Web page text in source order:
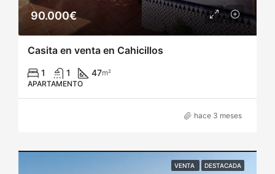
90.000€
Casita en venta en Cahicillos
1 1 47m²
APARTAMENTO
hace 3 meses
VENTA DESTACADA